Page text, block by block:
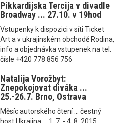
Pikkardijska Tercija v divadle
Broadway ... 27.10. v 19hod
Vstupenky k dispozici v síti Ticket
Art a v ukrajinském obchodě Rodina,
info a objednávka vstupenek na tel.
čísle +420 778 856 756
Natalija Vorožbyt:
Znepokojovat diváka ...
25.-26.7. Brno, Ostrava
Měsíc autorského čtení ... čestný